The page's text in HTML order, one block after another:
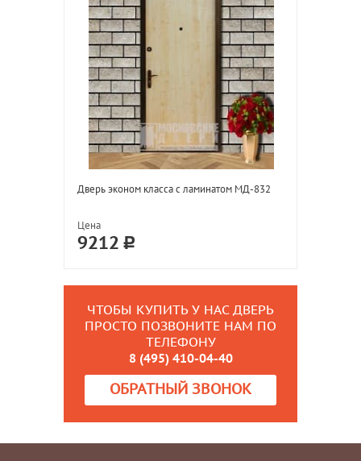
Дверь эконом класса с ламинатом МД-832
Цена
9212
ЧТОБЫ КУПИТЬ У НАС ДВЕРЬ
ПРОСТО ПОЗВОНИТЕ НАМ ПО
ТЕЛЕФОНУ
8 (495) 410-04-40
ОБРАТНЫЙ ЗВОНОК